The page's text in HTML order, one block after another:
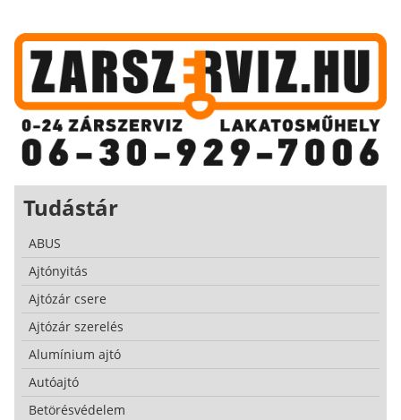
Tudástár
ABUS
Ajtónyitás
Ajtózár csere
Ajtózár szerelés
Alumínium ajtó
Autóajtó
Betörésvédelem